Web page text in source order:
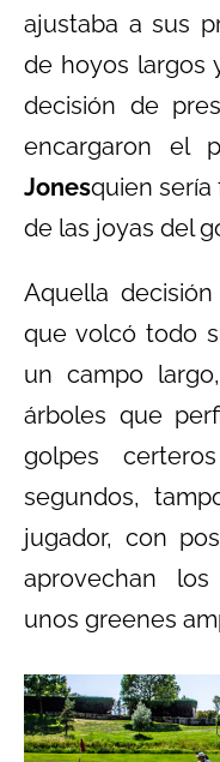
ajustaba a sus
de hoyos largos
decisión de
encargaron el
Jonesquien
de las joyas del
Aquella
que volcó todo
un campo
árboles que
golpes
segundos,
jugador, con
aprovechan
unos greenes